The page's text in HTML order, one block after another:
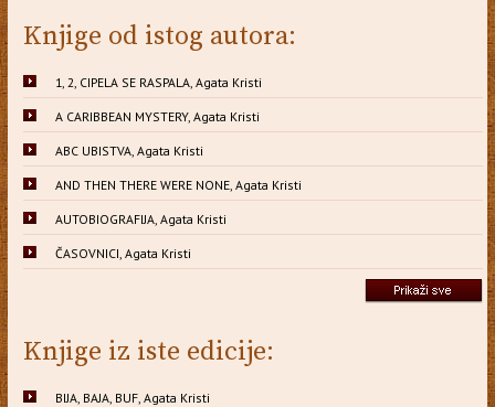
Knjige od istog autora:
1, 2, CIPELA SE RASPALA, Agata Kristi
A CARIBBEAN MYSTERY, Agata Kristi
ABC UBISTVA, Agata Kristi
AND THEN THERE WERE NONE, Agata Kristi
AUTOBIOGRAFIJA, Agata Kristi
ČASOVNICI, Agata Kristi
Knjige iz iste edicije:
BIJA, BAJA, BUF, Agata Kristi